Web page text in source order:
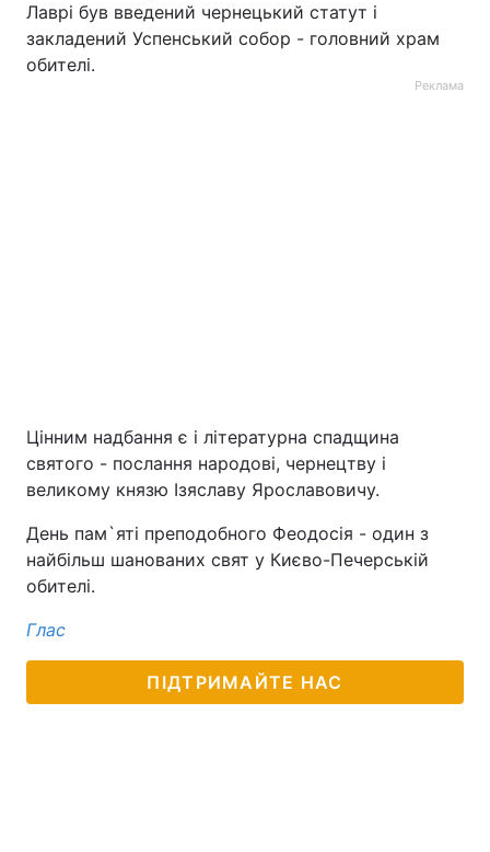
Інтерв'ю Думки
Архів
Лаврі був введений чернецький статут і
закладений Успенський собор - головний храм
обителі.
Реклама
Цінним надбання є і літературна спадщина
святого - послання народові, чернецтву і
великому князю Ізяславу Ярославовичу.
День пам`яті преподобного Феодосія - один з
найбільш шанованих свят у Києво-Печерській
обителі.
Глас
ПІДТРИМАЙТЕ НАС